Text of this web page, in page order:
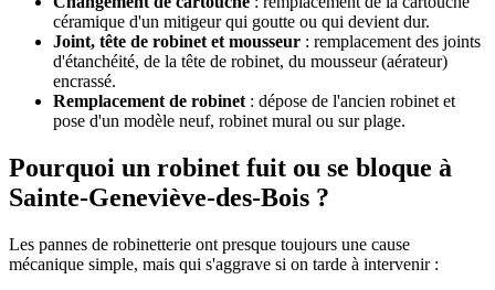
céramique d'un mitigeur qui goutte ou qui devient dur.
Joint, tête de robinet et mousseur : remplacement des joints
d'étanchéité, de la tête de robinet, du mousseur (aérateur)
encrassé.
Remplacement de robinet : dépose de l'ancien robinet et
pose d'un modèle neuf, robinet mural ou sur plage.
Pourquoi un robinet fuit ou se bloque à
Sainte-Geneviève-des-Bois ?
Les pannes de robinetterie ont presque toujours une cause
mécanique simple, mais qui s'aggrave si on tarde à intervenir :